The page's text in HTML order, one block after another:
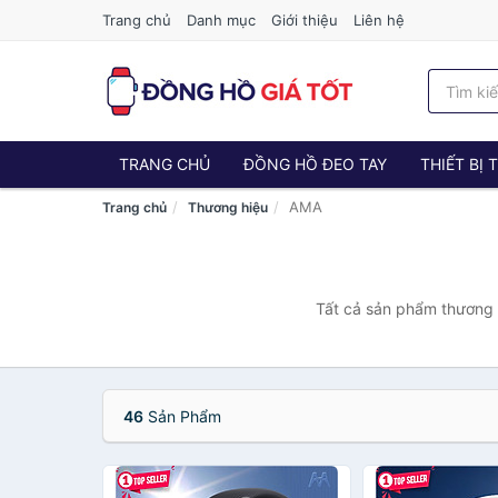
Trang chủ Danh mục Giới thiệu Liên hệ
TRANG CHỦ ĐỒNG HỒ ĐEO TAY THIẾT BỊ
Trang chủ Thương hiệu AMA
Tất cả sản phẩm
46 Sản Phẩm